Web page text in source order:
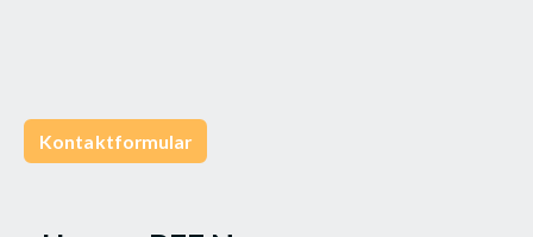
Kontaktformular